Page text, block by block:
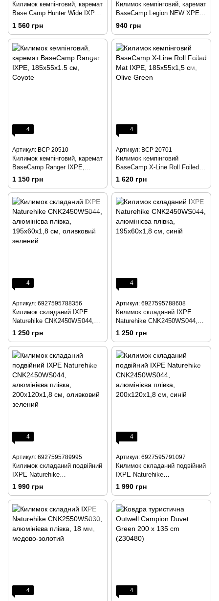
Килимок кемпінговий, каремат
Base Camp Hunter Wide IXPE,
199х60х1.8 см, Olive Green
1 560 грн
Килимок кемпінговий, каремат
BaseCamp Legion NEW XPE,
185х55х1, 5 см, Olive Green
940 грн
4
Артикул: BCP 20510
Килимок кемпінговий, каремат
BaseCamp Ranger IXPE,
185х55х1.5 см, Coyote
1 150 грн
4
Артикул: BCP 20701
Килимок кемпінговий
BaseCamp X-Line Roll Foiled
Mat IXPE, 185х55х1,5 см,
Olive Green
1 620 грн
4
Артикул: 6927595788356
Килимок складаний IXPE
Naturehike CNK2450WS044,
алюмінієва плівка, 195x60х1,8
см, оливковий зелений
1 250 грн
4
Артикул: 6927595788608
Килимок складаний IXPE
Naturehike CNK2450WS044,
алюмінієва плівка, 195x60х1,8
см, синій
1 250 грн
4
Артикул: 6927595789995
Килимок складаний подвійний
IXPE Naturehike
CNK2450WS044, алюмінієва
плівка, 200x120х1,8 см,
оливковий зелений
1 990 грн
4
Артикул: 6927595791097
Килимок складаний подвійний
IXPE Naturehike
CNK2450WS044, алюмінієва
плівка, 200x120х1,8 см, синій
1 990 грн
4 4